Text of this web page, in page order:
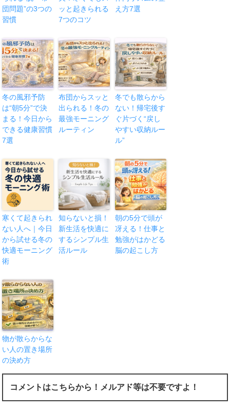
団問題”の3つの
習慣
ッと起きられる
7つのコツ
え方7選
冬の風邪予防
は“朝5分”で決
まる！今日から
できる健康習慣
7選
布団からスッと
出られる！冬の
最強モーニング
ルーティン
冬でも散らから
ない！帰宅後す
ぐ片づく“戻し
やすい収納ルー
ル”
寒くて起きられ
ない人へ｜今日
から試せる冬の
快適モーニング
術
知らないと損！
新生活を快適に
するシンプル生
活ルール
朝の5分で頭が
冴える！仕事と
勉強がはかどる
脳の起こし方
物が散らからな
い人の置き場所
の決め方
コメントはこちらから！メルアド等は不要ですよ！